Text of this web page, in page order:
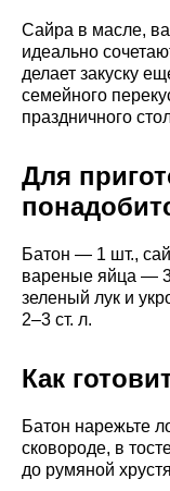
Сайра в масле,
идеально
делает закуску
семейного
праздничного
Для
Батон — 1 шт.,
вареные яйца —
зеленый лук и
2–3 ст. л.
Как
Батон нарежьте
сковороде, в
до румяной